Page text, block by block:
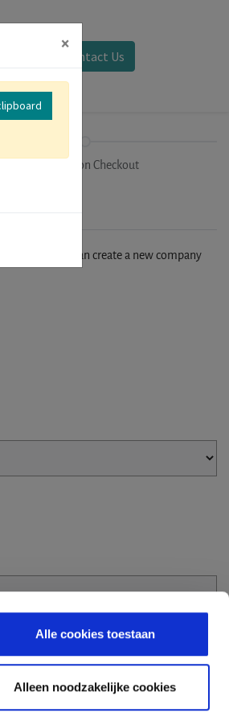
Alle cookies toestaan
Alleen noodzakelijke cookies
Contact Us
Registration Checkout
you can create a new company
×